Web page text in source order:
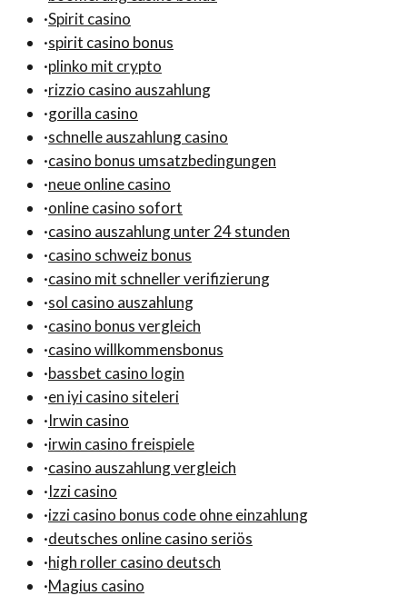
·Spirit casino
·spirit casino bonus
·plinko mit crypto
·rizzio casino auszahlung
·gorilla casino
·schnelle auszahlung casino
·casino bonus umsatzbedingungen
·neue online casino
·online casino sofort
·casino auszahlung unter 24 stunden
·casino schweiz bonus
·casino mit schneller verifizierung
·sol casino auszahlung
·casino bonus vergleich
·casino willkommensbonus
·bassbet casino login
·en iyi casino siteleri
·Irwin casino
·irwin casino freispiele
·casino auszahlung vergleich
·Izzi casino
·izzi casino bonus code ohne einzahlung
·deutsches online casino seriös
·high roller casino deutsch
·Magius casino